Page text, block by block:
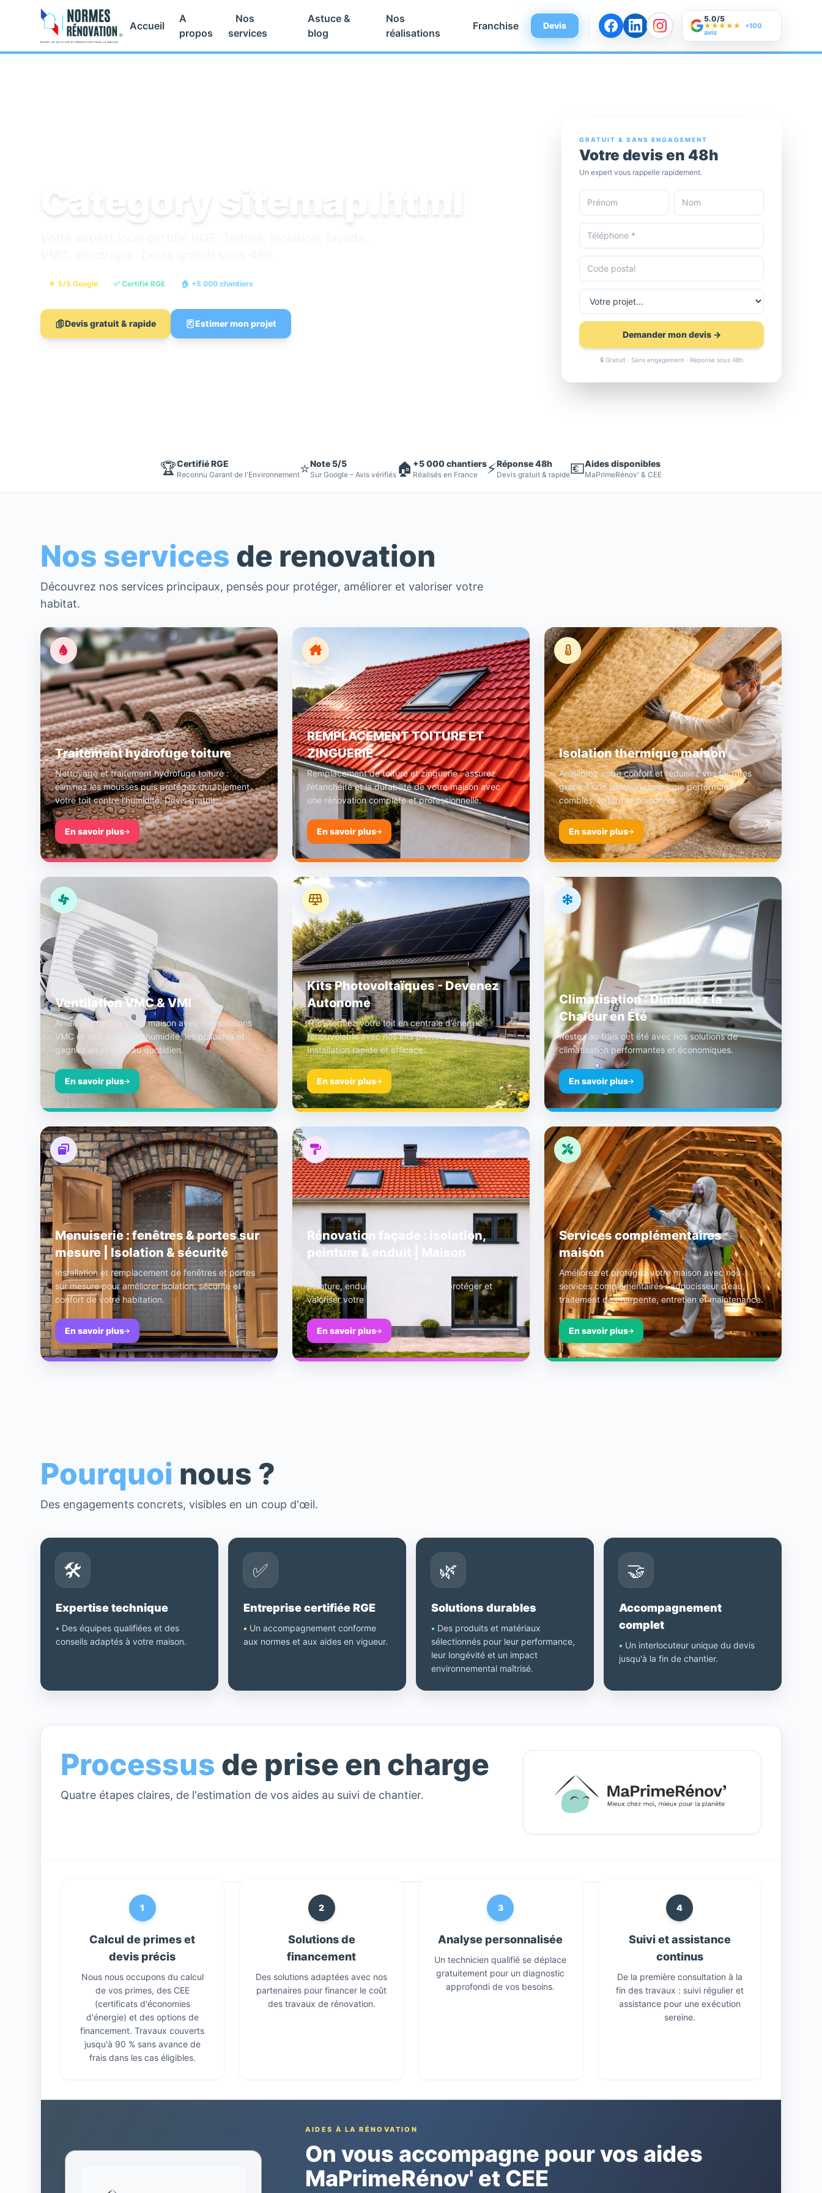
Accueil
A
propos
Nos
services
Astuce &
blog
Nos
réalisations
Franchise Devis
5.0/5
★★★★★ +100
avis
Category sitemap.html
★ 5/5 Google ✅ Certifié RGE 🏠 +5 000 chantiers
Devis gratuit & rapide Estimer mon projet
GRATUIT & SANS ENGAGEMENT
Votre devis en 48h
Un expert vous rappelle rapidement.
Demander mon devis →
🔒 Gratuit · Sans engagement · Réponse sous 48h
🏆Certifié RGE
Reconnu Garant de l'Environnement⭐Note 5/5
Sur Google – Avis vérifiés 🏠 +5 000 chantiers
Réalisés en France ⚡Réponse 48h
Devis gratuit & rapide💶Aides disponibles
MaPrimeRénov' & CEE
Nos services de renovation
Découvrez nos services principaux, pensés pour protéger, améliorer et valoriser votre
habitat.
Traitement hydrofuge toiture
Nettoyage et traitement hydrofuge toiture :
éliminez les mousses puis protégez durablement
votre toit contre l’humidité. Devis gratuit.
En savoir plus
REMPLACEMENT TOITURE ET
ZINGUERIE
Remplacement de toiture et zinguerie : assurez
l’étanchéité et la durabilité de votre maison avec
une rénovation complète et professionnelle.
En savoir plus
Isolation thermique maison
Améliorez votre confort et réduisez vos factures
grâce à une isolation thermique performante :
combles, toiture et planchers.
En savoir plus
Ventilation VMC & VMI
Améliorez l’air de votre maison avec nos solutions
VMC et VMI. Éliminez l’humidité, les polluants et
gagnez en confort au quotidien.
En savoir plus
Kits Photovoltaïques - Devenez
Autonome
Transformez votre toit en centrale d’énergie
renouvelable avec nos kits photovoltaïques.
Installation rapide et efficace.
En savoir plus
Climatisation : Diminuez la
Chaleur en Été
Restez au frais cet été avec nos solutions de
climatisation performantes et économiques.
En savoir plus
Menuiserie : fenêtres & portes sur
mesure | Isolation & sécurité
Installation et remplacement de fenêtres et portes
sur mesure pour améliorer isolation, sécurité et
confort de votre habitation.
En savoir plus
Rénovation façade : isolation,
peinture & enduit | Maison
peinture, enduit et nettoyage pour protéger et
valoriser votre maison.
En savoir plus
Services complémentaires
maison
Améliorez et protégez votre maison avec nos
services complémentaires : adoucisseur d’eau,
traitement de charpente, entretien et maintenance.
En savoir plus
Pourquoi nous ?
Des engagements concrets, visibles en un coup d'œil.
🛠️
Expertise technique
• Des équipes qualifiées et des
conseils adaptés à votre maison.
✅
Entreprise certifiée RGE
• Un accompagnement conforme
aux normes et aux aides en vigueur.
🌿
Solutions durables
• Des produits et matériaux
sélectionnés pour leur performance,
leur longévité et un impact
environnemental maîtrisé.
🤝
Accompagnement
complet
• Un interlocuteur unique du devis
jusqu'à la fin de chantier.
Processus de prise en charge
Quatre étapes claires, de l'estimation de vos aides au suivi de chantier.
1
Calcul de primes et
devis précis
Nous nous occupons du calcul
de vos primes, des CEE
(certificats d'économies
d'énergie) et des options de
financement. Travaux couverts
jusqu'à 90 % sans avance de
frais dans les cas éligibles.
2
Solutions de
financement
Des solutions adaptées avec nos
partenaires pour financer le coût
des travaux de rénovation.
3
Analyse personnalisée
Un technicien qualifié se déplace
gratuitement pour un diagnostic
approfondi de vos besoins.
4
Suivi et assistance
continus
De la première consultation à la
fin des travaux : suivi régulier et
assistance pour une exécution
sereine.
AIDES À LA RÉNOVATION
On vous accompagne pour vos aides
MaPrimeRénov' et CEE